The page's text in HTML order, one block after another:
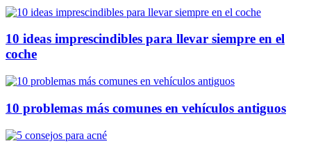
10 ideas imprescindibles para llevar siempre en el
coche
10 problemas más comunes en vehículos antiguos